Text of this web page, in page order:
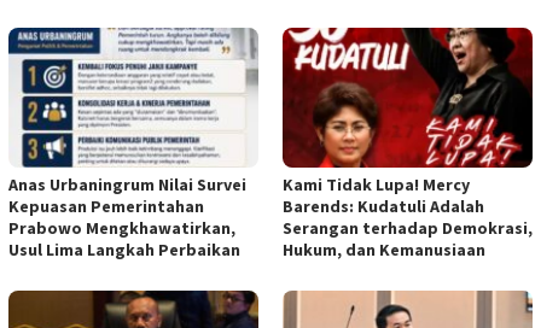
Anas Urbaningrum Nilai Survei
Kepuasan Pemerintahan
Prabowo Mengkhawatirkan,
Usul Lima Langkah Perbaikan
Kami Tidak Lupa! Mercy
Barends: Kudatuli Adalah
Serangan terhadap Demokrasi,
Hukum, dan Kemanusiaan